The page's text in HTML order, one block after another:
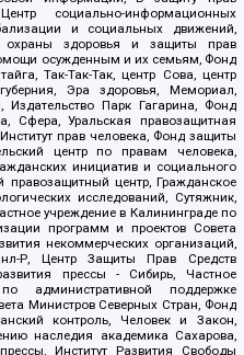
социально-информационных
и социальных движений,
охраны здоровья и защиты прав
осужденным и их семьям, Фонд
Так-Так-Так, центр Сова, центр
Эра здоровья, Мемориал,
Парк Гагарина, Фонд
Сфера, Уральская правозащитная
прав человека, Фонд защиты
центр по правам человека,
инициатив и социального
правозащитный центр, Гражданское
исследований, Сутяжник,
учреждение в Калининграде по
программ и проектов Совета
некоммерческих организаций,
Р, Центр Защиты Прав Средств
прессы - Сибирь, Частное
административной поддержке
Министров Северных Стран, Фонд
контроль, Человек и Закон,
наследия академика Сахарова,
Институт Развития Свободы